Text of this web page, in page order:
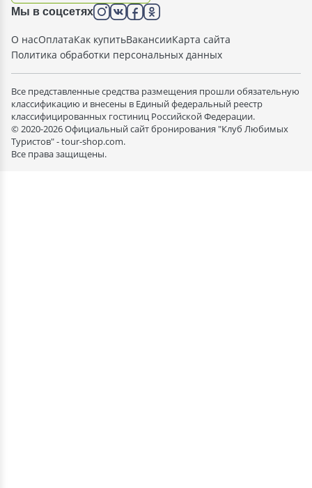
Мы в соцсетях
О насОплатаКак купитьВакансииКарта сайта
Политика обработки персональных данных
Все представленные средства размещения прошли обязательную
классификацию и внесены в Единый федеральный реестр
классифицированных гостиниц Российской Федерации.
© 2020-2026 Официальный сайт бронирования "Клуб Любимых
Туристов" - tour-shop.com.
Все права защищены.